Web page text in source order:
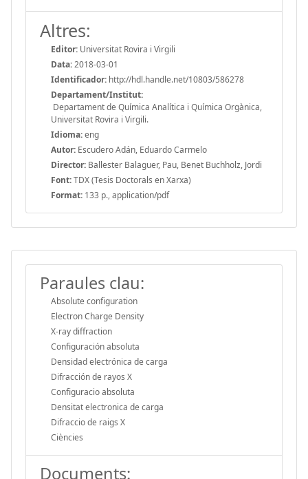
Altres:
Editor: Universitat Rovira i Virgili
Data:2018-03-01
Identificador: http://hdl.handle.net/10803/586278
Departament/Institut:
Departament de Química Analítica i Química Orgànica,
Universitat Rovira i Virgili.
Idioma:eng
Autor: Escudero Adán, Eduardo Carmelo
Director: Ballester Balaguer, Pau, Benet Buchholz, Jordi
Font:TDX (Tesis Doctorals en Xarxa)
Format: 133 p., application/pdf
Paraules clau:
Absolute configuration
Electron Charge Density
X-ray diffraction
Configuración absoluta
Densidad electrónica de carga
Difracción de rayos X
Configuracio absoluta
Densitat electronica de carga
Difraccio de raigs X
Ciències
Documents: